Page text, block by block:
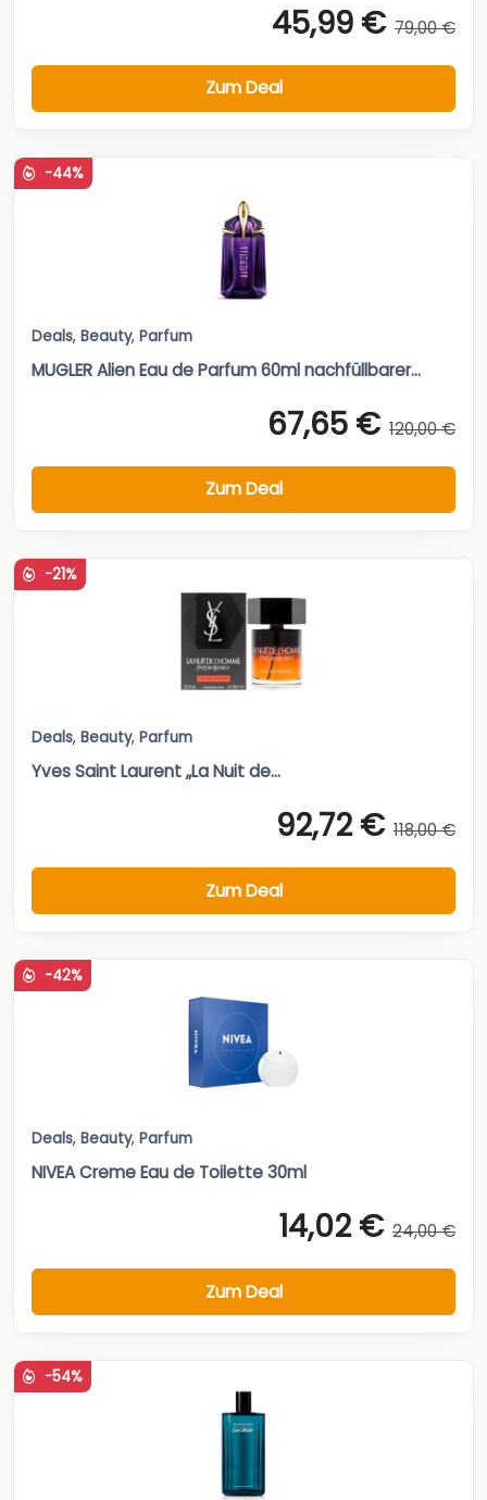
45,99 € 79,00 €
Zum Deal
-44%
Deals, Beauty, Parfum
MUGLER Alien Eau de Parfum 60ml nachfüllbarer...
67,65 € 120,00 €
Zum Deal
-21%
Deals, Beauty, Parfum
Yves Saint Laurent „La Nuit de...
92,72 € 118,00 €
Zum Deal
-42%
Deals, Beauty, Parfum
NIVEA Creme Eau de Toilette 30ml
14,02 € 24,00 €
Zum Deal
-54%